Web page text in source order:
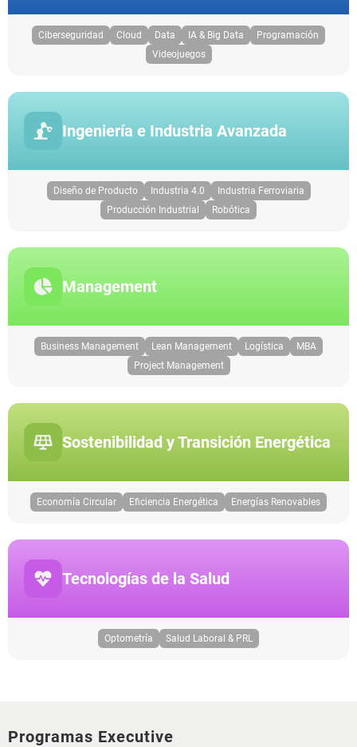
Ciberseguridad Cloud Data IA & Big Data
Programación
Videojuegos
Ingeniería e Industria Avanzada
Diseño de Producto Industria 4.0
Industria Ferroviaria
Producción Industrial
Robótica
Management
Business Management Lean Management Logística
MBA
Project Management
Sostenibilidad y Transición Energética
Economía Circular Eficiencia Energética Energías Renovables
Tecnologías de la Salud
Optometría Salud Laboral & PRL
Programas Executive